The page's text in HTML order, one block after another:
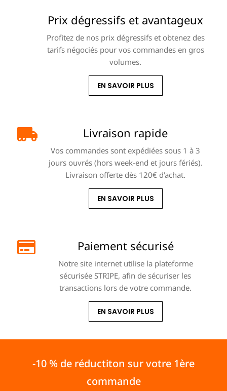
Prix dégressifs et avantageux
Profitez de nos prix dégressifs et obtenez des
tarifs négociés pour vos commandes en gros
volumes.
EN SAVOIR PLUS
Livraison rapide
Vos commandes sont expédiées sous 1 à 3
jours ouvrés (hors week-end et jours fériés).
Livraison offerte dès 120€ d'achat.
EN SAVOIR PLUS
Paiement sécurisé
Notre site internet utilise la plateforme
sécurisée STRIPE, afin de sécuriser les
transactions lors de votre commande.
EN SAVOIR PLUS
-10 % de réductiton sur votre 1ère
commande